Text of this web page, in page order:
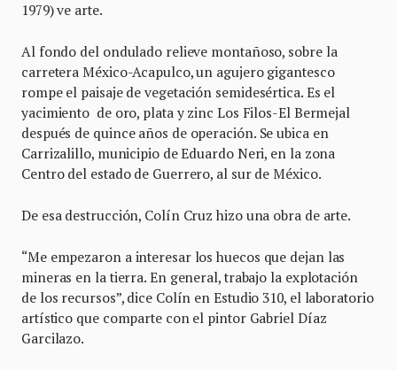
1979) ve arte.
Al fondo del ondulado relieve montañoso, sobre la
carretera México-Acapulco, un agujero gigantesco
rompe el paisaje de vegetación semidesértica. Es el
yacimiento de oro, plata y zinc Los Filos-El Bermejal
después de quince años de operación. Se ubica en
Carrizalillo, municipio de Eduardo Neri, en la zona
Centro del estado de Guerrero, al sur de México.
De esa destrucción, Colín Cruz hizo una obra de arte.
“Me empezaron a interesar los huecos que dejan las
mineras en la tierra. En general, trabajo la explotación
de los recursos”, dice Colín en Estudio 310, el laboratorio
artístico que comparte con el pintor Gabriel Díaz
Garcilazo.